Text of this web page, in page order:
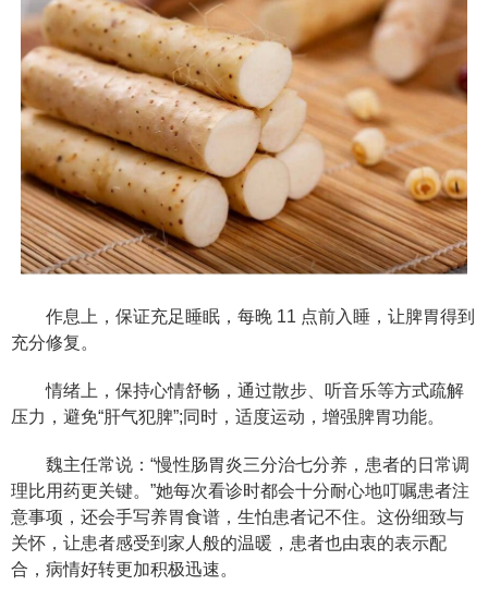
作息上，保证充足睡眠，每晚 11 点前入睡，让脾胃得到
充分修复。
情绪上，保持心情舒畅，通过散步、听音乐等方式疏解
压力，避免“肝气犯脾”;同时，适度运动，增强脾胃功能。
魏主任常说：“慢性肠胃炎三分治七分养，患者的日常调
理比用药更关键。”她每次看诊时都会十分耐心地叮嘱患者注
意事项，还会手写养胃食谱，生怕患者记不住。这份细致与
关怀，让患者感受到家人般的温暖，患者也由衷的表示配
合，病情好转更加积极迅速。